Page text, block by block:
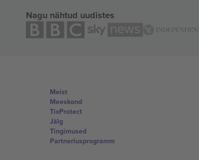
Nagu nähtud uudistes
Meist
Meeskond
TixProtect
Jälg
Tingimused
Partnerlusprogramm